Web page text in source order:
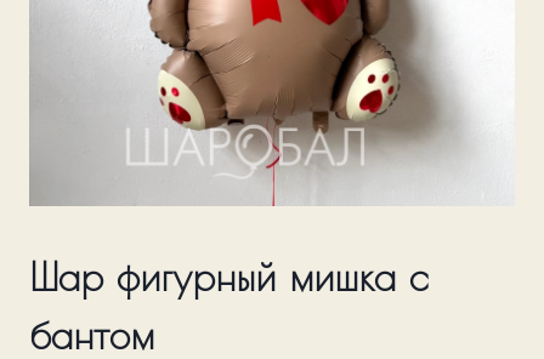
Шар фигурный мишка с
бантом